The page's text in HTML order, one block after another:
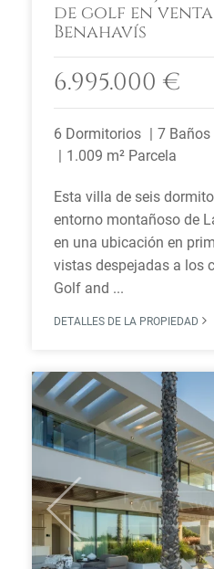
de golf en venta
Benahavís
6.995.000 €
6 Dormitorios 7 Baños
1.009 m² Parcela
Esta villa de seis
entorno montañoso de
en una ubicación en
vistas despejadas a los
Golf and ...
DETALLES DE LA PROPIEDAD
Previous